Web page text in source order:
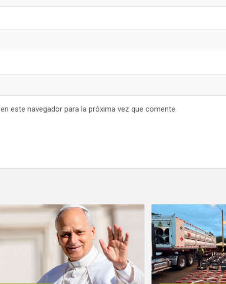
este navegador para la próxima vez que comente.